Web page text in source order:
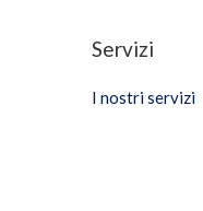
Servizi
I nostri servizi